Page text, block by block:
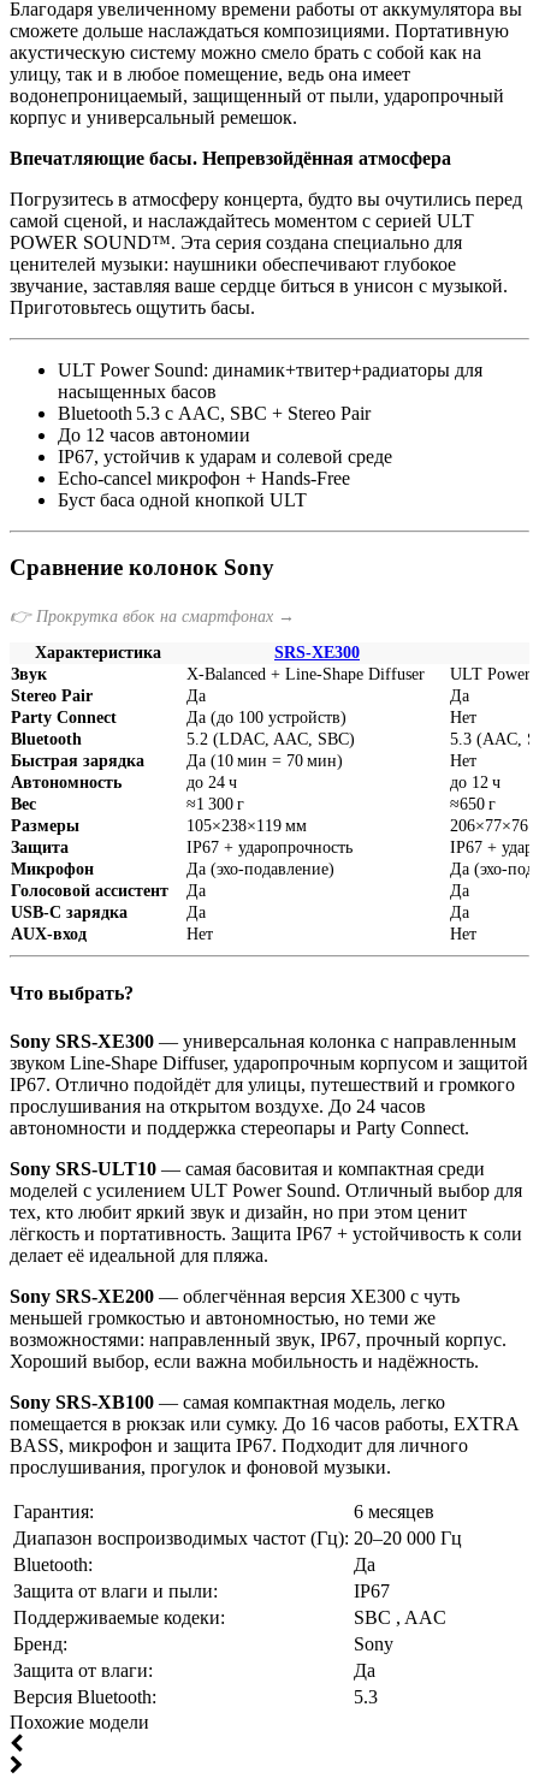
Благодаря увеличенному времени работы от аккумулятора вы
сможете дольше наслаждаться композициями. Портативную
акустическую систему можно смело брать с собой как на
улицу, так и в любое помещение, ведь она имеет
водонепроницаемый, защищенный от пыли, ударопрочный
корпус и универсальный ремешок.
Впечатляющие басы. Непревзойдённая атмосфера
Погрузитесь в атмосферу концерта, будто вы очутились перед
самой сценой, и наслаждайтесь моментом с серией ULT
POWER SOUND™. Эта серия создана специально для
ценителей музыки: наушники обеспечивают глубокое
звучание, заставляя ваше сердце биться в унисон с музыкой.
Приготовьтесь ощутить басы.
ULT Power Sound: динамик+твитер+радиаторы для
насыщенных басов
Bluetooth 5.3 с AAC, SBC + Stereo Pair
До 12 часов автономии
IP67, устойчив к ударам и солевой среде
Echo-cancel микрофон + Hands-Free
Буст баса одной кнопкой ULT
Сравнение колонок Sony
👉 Прокрутка вбок на смартфонах →
Характеристика
SRS‑XE300
Звук
X‑Balanced + Line‑Shape Diffuser
ULT Power
Stereo Pair
Да
Да
Party Connect
Да (до 100 устройств)
Нет
Bluetooth
5.2 (LDAC, AAC, SBC)
5.3 (AAC,
Быстрая зарядка
Да (10 мин = 70 мин)
Нет
Автономность
до 24 ч
до 12 ч
Вес
≈1 300 г
≈650 г
Размеры
105×238×119 мм
206×77×76
Защита
IP67 + ударопрочность
IP67 +
Микрофон
Да (эхо‑подавление)
Да
Голосовой ассистент
Да
Да
USB‑C зарядка
Да
Да
AUX‑вход
Нет Нет
Что выбрать?
Sony SRS‑XE300 — универсальная колонка с направленным
звуком Line‑Shape Diffuser, ударопрочным корпусом и защитой
IP67. Отлично подойдёт для улицы, путешествий и громкого
прослушивания на открытом воздухе. До 24 часов
автономности и поддержка стереопары и Party Connect.
Sony SRS‑ULT10 — самая басовитая и компактная среди
моделей с усилением ULT Power Sound. Отличный выбор для
тех, кто любит яркий звук и дизайн, но при этом ценит
лёгкость и портативность. Защита IP67 + устойчивость к соли
делает её идеальной для пляжа.
Sony SRS‑XE200 — облегчённая версия XE300 с чуть
меньшей громкостью и автономностью, но теми же
возможностями: направленный звук, IP67, прочный корпус.
Хороший выбор, если важна мобильность и надёжность.
Sony SRS‑XB100 — самая компактная модель, легко
помещается в рюкзак или сумку. До 16 часов работы, EXTRA
BASS, микрофон и защита IP67. Подходит для личного
прослушивания, прогулок и фоновой музыки.
Гарантия:
6 месяцев
Диапазон воспроизводимых частот (Гц): 20–20 000 Гц
Bluetooth:
Да
Защита от влаги и пыли:
IP67
Поддерживаемые кодеки:
SBC , AAC
Бренд:
Sony
Защита от влаги:
Да
Версия Bluetooth:
5.3
Похожие модели